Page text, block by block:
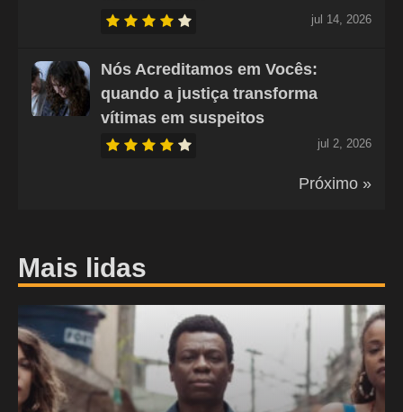
jul 14, 2026
Nós Acreditamos em Vocês:
quando a justiça transforma
vítimas em suspeitos
jul 2, 2026
Próximo »
Mais lidas